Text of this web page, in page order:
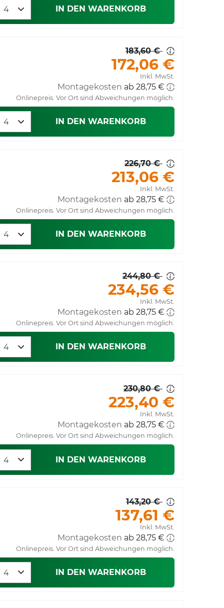
IN DEN WARENKORB
183,60 €
172,06 €
Inkl. MwSt.
Montagekosten
Onlinepreis. Vor Ort sind Abweichungen möglich.
IN DEN WARENKORB
226,70 €
213,06 €
Inkl. MwSt.
Montagekosten
Onlinepreis. Vor Ort sind Abweichungen möglich.
IN DEN WARENKORB
244,80 €
234,56 €
Inkl. MwSt.
Montagekosten
Onlinepreis. Vor Ort sind Abweichungen möglich.
IN DEN WARENKORB
230,80 €
223,40 €
Inkl. MwSt.
Montagekosten
Onlinepreis. Vor Ort sind Abweichungen möglich.
IN DEN WARENKORB
143,20 €
137,61 €
Inkl. MwSt.
Montagekosten
Onlinepreis. Vor Ort sind Abweichungen möglich.
IN DEN WARENKORB